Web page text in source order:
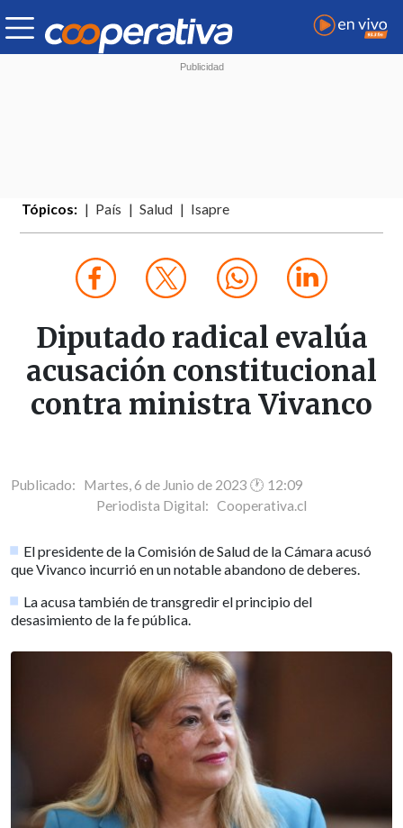
Tópicos: País Salud Isapre
Diputado radical evalúa
acusación constitucional
contra ministra Vivanco
Publicado: Martes, 6 de Junio de 2023 🕐 12:09
Periodista Digital: Cooperativa.cl
El presidente de la Comisión de Salud de la Cámara acusó
que Vivanco incurrió en un notable abandono de deberes.
La acusa también de transgredir el principio del
desasimiento de la fe pública.